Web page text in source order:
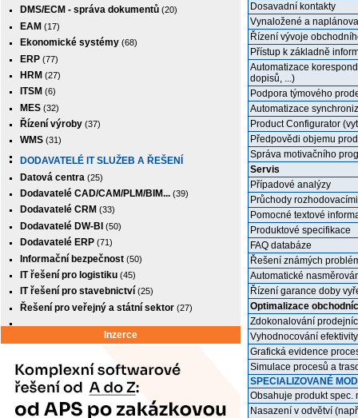
DMS/ECM - správa dokumentů (20)
EAM (17)
Ekonomické systémy (68)
ERP (77)
HRM (27)
ITSM (6)
MES (32)
Řízení výroby (37)
WMS (31)
DODAVATELÉ IT SLUŽEB A ŘEŠENÍ
Datová centra (25)
Dodavatelé CAD/CAM/PLM/BIM... (39)
Dodavatelé CRM (33)
Dodavatelé DW-BI (50)
Dodavatelé ERP (71)
Informační bezpečnost (50)
IT řešení pro logistiku (45)
IT řešení pro stavebnictví (25)
Řešení pro veřejný a státní sektor (27)
Inzerce
Dosavadní kontakty
Vynaložené a
Řízení vývoje
Přístup k základně
Automatizace
dopisů, ...)
Podpora týmového
Automatizace
Product Configurator
Předpovědi objemu
Správa motivačního
Servis
Případové analýzy
Průchody
Pomocné textové
Produktové specifikace
FAQ databáze
Řešení známých
Automatické
Řízení garance doby
Optimalizace
Zdokonalování
Vyhodnocování
Grafická evidence
Simulace procesů a
SPECIALIZOVANÉ
Obsahuje produkt spec.
Nasazení v odvětví